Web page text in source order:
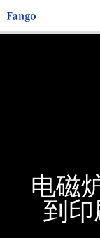
跳
至
电磁
到印